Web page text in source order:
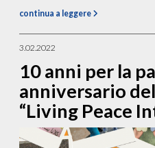
continua a leggere
3.02.2022
10 anni per la
anniversario
“Living Peace